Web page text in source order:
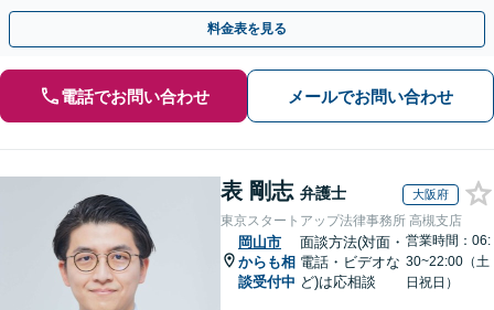
ト」「任意取調べにも対応」
料金表を見る
電話でお問い合わせ メールでお問い合わせ
表 剛志 弁護士 大阪府
東京スタートアップ法律事務所 高槻支店
岡山市
からも相
談受付中
面談方法(対面・
電話・ビデオな
ど)は応相談
営業時間：06:
30~22:00（土
日祝日）